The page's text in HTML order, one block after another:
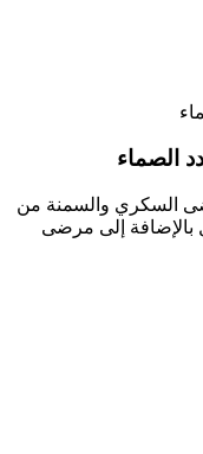
الصماء
السكري والسمنة من
بالإضافة إلى مرضى